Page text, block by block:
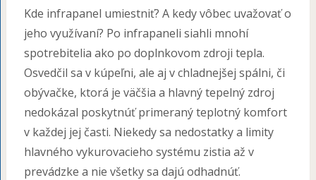
Kde infrapanel umiestniť? A kedy vôbec uvažovať o
jeho využívaní? Po infrapaneli siahli mnohí
spotrebitelia ako po doplnkovom zdroji tepla.
Osvedčil sa v kúpeľni, ale aj v chladnejšej spálni, či
obývačke, ktorá je väčšia a hlavný tepelný zdroj
nedokázal poskytnúť primeraný teplotný komfort
v každej jej časti. Niekedy sa nedostatky a limity
hlavného vykurovacieho systému zistia až v
prevádzke a nie všetky sa dajú odhadnúť.